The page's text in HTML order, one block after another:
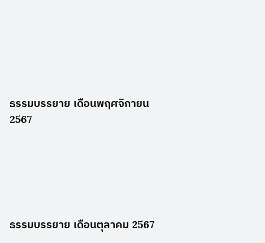
ธรรมบรรยาย เดือนพฤศจิกายน
2567
ธรรมบรรยาย เดือนตุลาคม 2567